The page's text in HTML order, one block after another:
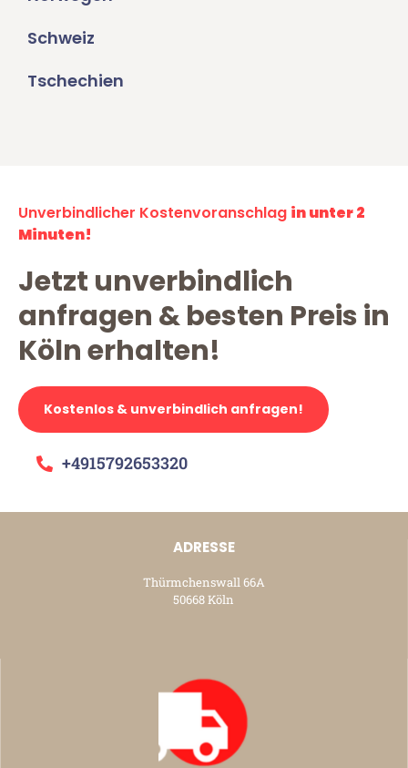
Schweiz
Tschechien
Unverbindlicher Kostenvoranschlag in unter 2
Minuten!
Jetzt unverbindlich
anfragen & besten Preis in
Köln erhalten!
Kostenlos & unverbindlich anfragen!
+4915792653320
ADRESSE
Thürmchenswall 66A
50668 Köln